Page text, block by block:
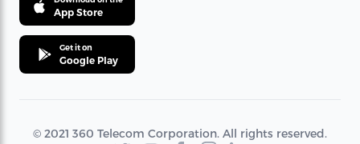
App Store
Get it on
Google Play
© 2021 360 Telecom Corporation. All rights reserved.